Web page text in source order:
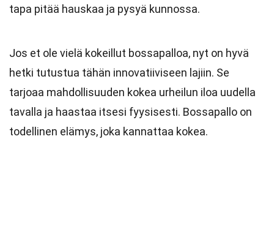
tapa pitää hauskaa ja pysyä kunnossa.
Jos et ole vielä kokeillut bossapalloa, nyt on hyvä
hetki tutustua tähän innovatiiviseen lajiin. Se
tarjoaa mahdollisuuden kokea urheilun iloa uudella
tavalla ja haastaa itsesi fyysisesti. Bossapallo on
todellinen elämys, joka kannattaa kokea.